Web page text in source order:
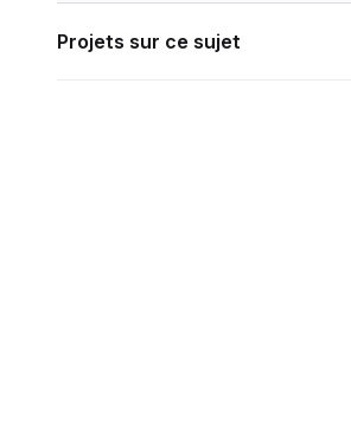
Projets sur ce sujet